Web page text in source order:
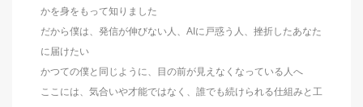
かを身をもって知りました
だから僕は、発信が伸びない人、AIに戸惑う人、挫折したあなた
に届けたい
かつての僕と同じように、目の前が見えなくなっている人へ
ここには、気合いや才能ではなく、誰でも続けられる仕組みと工